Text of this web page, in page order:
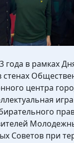
года в рамках
стенах
центра
Советов при